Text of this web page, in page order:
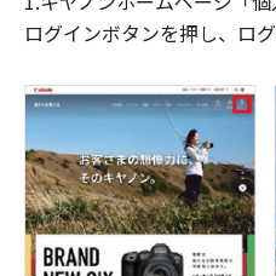
ログインボタンを押し、ロ